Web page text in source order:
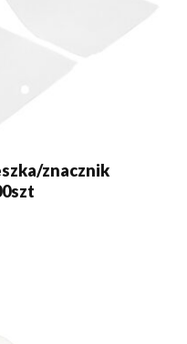
znacznik